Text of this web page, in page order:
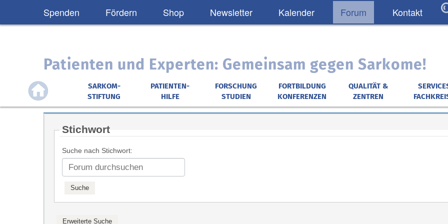
Spenden Fördern Shop Newsletter Kalender Forum Kontakt
Patienten und Experten: Gemeinsam gegen Sarkome!
SARKOM-
STIFTUNG
PATIENTEN-
HILFE
FORSCHUNG
STUDIEN
FORTBILDUNG
KONFERENZEN
QUALITÄT &
ZENTREN
Stichwort
Suche nach Stichwort: